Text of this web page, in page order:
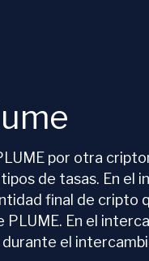
por otra
de tasas. En el
final de
En el
el